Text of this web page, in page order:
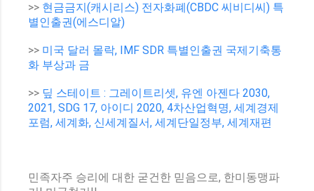
>> 현금금지(캐시리스) 전자화폐(CBDC 씨비디씨) 특
별인출권(에스디알)
>> 미국 달러 몰락, IMF SDR 특별인출권 국제기축통
화 부상과 금
>> 딮 스테이트 : 그레이트리셋, 유엔 아젠다 2030,
2021, SDG 17, 아이디 2020, 4차산업혁명, 세계경제
포럼, 세계화, 신세계질서, 세계단일정부, 세계재편
민족자주 승리에 대한 굳건한 믿음으로, 한미동맹파